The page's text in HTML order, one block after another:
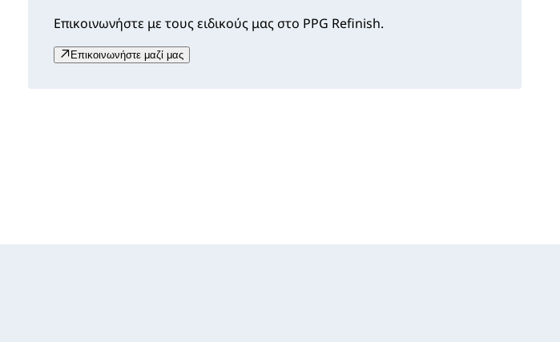
Επικοινωνήστε με τους ειδικούς μας στο PPG Refinish.
Επικοινωνήστε μαζί μας